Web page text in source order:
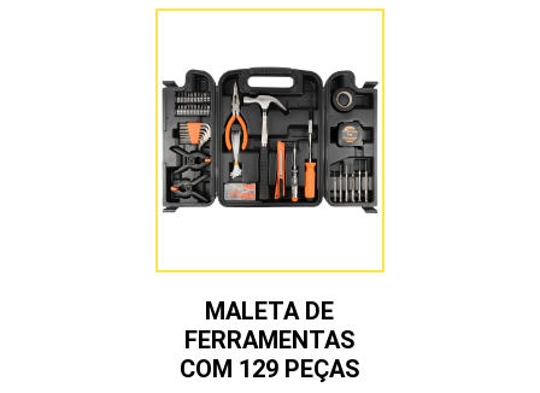
MALETA DE
FERRAMENTAS
COM 129 PEÇAS